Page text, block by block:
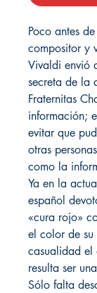
Poco antes
compositor y
Vivaldi envió
secreta de la
Fraternitas
información;
evitar que
otras
como la
Ya en la
español
«cura rojo»
el color de
casualidad el
resulta ser
Sólo falta